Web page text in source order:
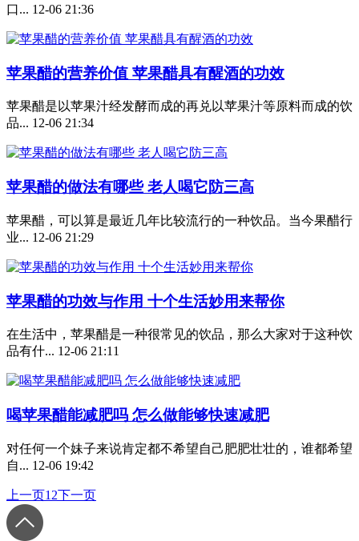
口... 12-06 21:36
苹果醋的营养价值 苹果醋具有醒酒的功效
苹果醋是以苹果汁经发酵而成的再兑以苹果汁等原料而成的饮
品... 12-06 21:34
苹果醋的做法有哪些 老人喝它防三高
苹果醋，可以算是最近几年比较流行的一种饮品。当今果醋行
业... 12-06 21:29
苹果醋的功效与作用 十个生活妙用来帮你
在生活中，苹果醋是一种很常见的饮品，那么大家对于这种饮
品有什... 12-06 21:11
喝苹果醋能减肥吗 怎么做能够快速减肥
对任何一个妹子来说肯定都不希望自己肥肥壮壮的，谁都希望
自... 12-06 19:42
上一页1 2下一页